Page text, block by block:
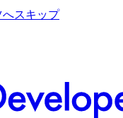
スキップ